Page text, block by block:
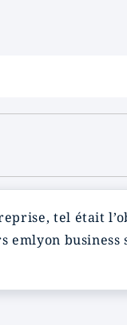
tel était